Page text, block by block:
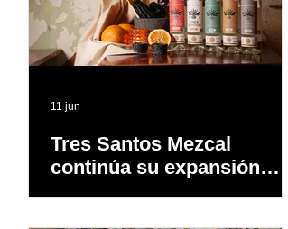
Tres Santos Mezcal
continúa su expansión
11 jun